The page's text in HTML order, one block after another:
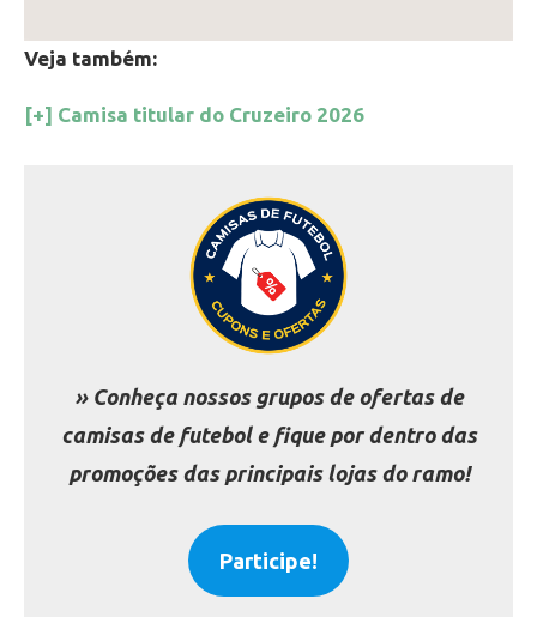
Veja também:
[+] Camisa titular do Cruzeiro 2026
» Conheça nossos grupos de ofertas de
camisas de futebol e fique por dentro das
promoções das principais lojas do ramo!
Participe!